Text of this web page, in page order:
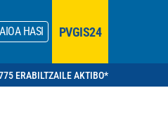
HASI PVGIS24
ERABILTZAILE AKTIBO*